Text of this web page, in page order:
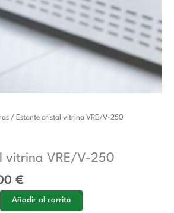
/ Estante cristal vitrina VRE/V-250
vitrina VRE/V-250
€.
€
El
es:
221,00 €.
Añadir al carrito